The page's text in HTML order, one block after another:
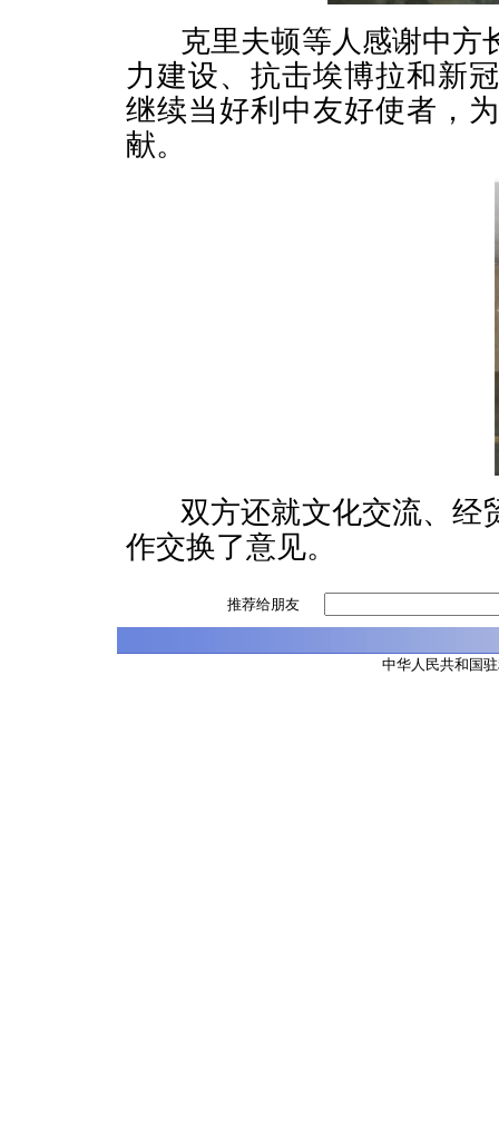
克里夫顿等人感谢中方
力建设、抗击埃博拉和新
继续当好利中友好使者，
献。
双方还就文化交流、经
作交换了意见。
推荐给朋友
中华人民共和国